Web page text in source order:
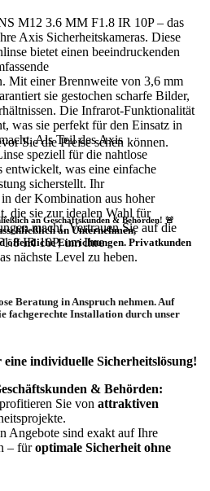
M12 3.6 MM F1.8 IR 10P – das
Axis Sicherheitskameras. Diese
bietet einen beeindruckenden
Mit einer Brennweite von 3,6 mm
sie gestochen scharfe Bilder,
Die Infrarot-Funktionalität
was sie perfekt für den Einsatz in
Als Teil des Axis
speziell für die nahtlose
was eine einfache
sicherstellt. Ihr
der Kombination aus hoher
die sie zur idealen Wahl für
macht. Vertrauen Sie auf die
IR 10P, um Ihre
nächste Level zu heben.
Sie die Preise sehen können.
an Geschäftskunden & Behörden! 🚨
an Unternehmen,
öffentliche Einrichtungen. Privatkunden
Beratung in Anspruch nehmen. Auf
fachgerechte Installation durch unser
individuelle Sicherheitslösung!
& Behörden:
Sie von attraktiven
Angebote sind exakt auf Ihre
– füroptimale Sicherheit ohne